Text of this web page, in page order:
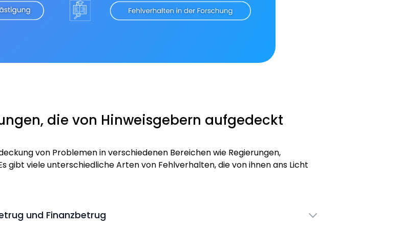
die von Hinweisgebern aufgedeckt
von Problemen in verschiedenen Bereichen wie Regierungen,
gibt viele unterschiedliche Arten von Fehlverhalten, die von ihnen ans Licht
und Finanzbetrug